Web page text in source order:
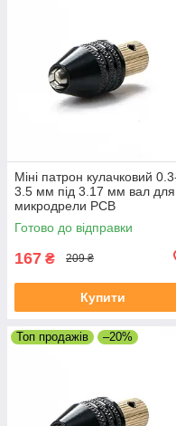
Міні патрон кулачковий
3.5 мм під 3.17 мм вал для
микродрели PCB
Готово до відправки
167 ₴ 209 ₴
Купити
Топ продажів –20%